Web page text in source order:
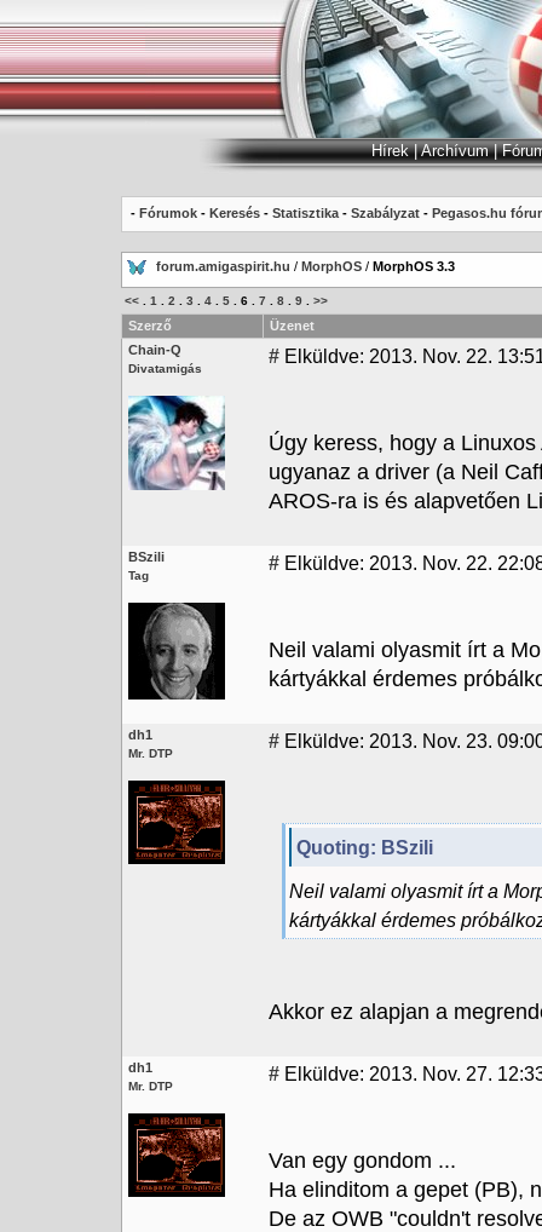
Hírek|Archívum|
- Fórumok - Keresés - Statisztika - Szabályzat - Pegasos.hu
forum.amigaspirit.hu / MorphOS / MorphOS 3.3
<< 1 2 3 4 5 6 7 8 9 >>
Szerző
Üzenet
Chain-Q
Divatamigás
# Elküldve: 2013. Nov. 22.
Úgy keress, hogy a
ugyanaz a driver (a Neil
AROS-ra is és alapvetően
BSzili
Tag
# Elküldve: 2013. Nov. 22.
Neil valami olyasmit írt a
kártyákkal érdemes
dh1
Mr. DTP
# Elküldve: 2013. Nov. 23.
Quoting: BSzili
Neil valami olyasmit írt a
kártyákkal érdemes
Akkor ez alapjan a
dh1
Mr. DTP
# Elküldve: 2013. Nov. 27.
Van egy gondom ...
Ha elinditom a gepet (PB),
De az OWB "couldn't